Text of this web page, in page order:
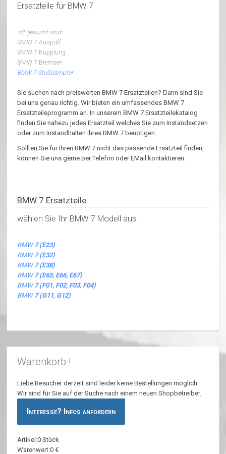
Ersatzteile für BMW 7
oft gesucht sind:
BMW 7 Auspuff
BMW 7 Kupplung
BMW 7 Bremsen
BMW 7 Stoßdämpfer
Sie suchen nach preiswerten BMW 7 Ersatzteilen? Dann sind Sie
bei uns genau richtig. Wir bieten ein umfassendes BMW 7
Ersatzteileprogramm an. In unserem BMW 7 Ersatzteilekatalog
finden Sie nahezu jedes Ersatzteil welches Sie zum Instandsetzen
oder zum Instandhalten Ihres BMW 7 benötigen.
Sollten Sie für Ihren BMW 7 nicht das passende Ersatzteil finden,
können Sie uns gerne per Telefon oder EMail kontaktieren.
BMW 7 Ersatzteile:
wählen Sie Ihr BMW 7 Modell aus.
BMW 7 (E23)
BMW 7 (E32)
BMW 7 (E38)
BMW 7 (E65, E66, E67)
BMW 7 (F01, F02, F03, F04)
BMW 7 (G11, G12)
Warenkorb !
Liebe Besucher derzeit sind leider keine Bestellungen möglich.
Wir sind für Sie auf der Suche nach einem neuen Shopbetreiber.
Interesse? Infos anfordern
Artikel:0 Stück
Warenwert:0 €